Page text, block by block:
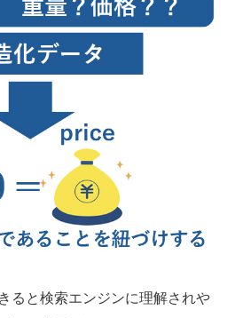
ると検索エンジンに理解されや